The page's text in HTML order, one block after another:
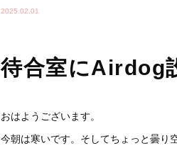
2025.02.01
待合室にAirdog
おはようございます。
今朝は寒いです。そしてちょっと曇り